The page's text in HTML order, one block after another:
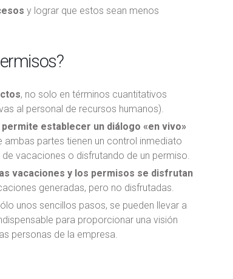
y lograr que estos sean menos
, no solo en términos cuantitativos
al personal de recursos humanos).
establecer un diálogo «en vivo»
partes tienen un control inmediato
vacaciones o disfrutando de un permiso.
vacaciones y los permisos se disfrutan
generadas, pero no disfrutadas.
unos sencillos pasos, se pueden llevar a
para proporcionar una visión
personas de la empresa.